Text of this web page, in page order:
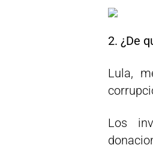
2. ¿De
Lula,
Los